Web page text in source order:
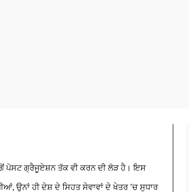
ਪੋਸਟ ਗ੍ਰੈਜੂਏਸ਼ਨ ਤੱਕ ਵੀ ਕਰਨ ਦੀ ਲੋੜ ਹੈ। ਇਸ
ਉਨਾਂ ਹੀ ਦੇਸ਼ ਦੇ ਸਿਹਤ ਸੇਵਾਵਾਂ ਦੇ ਖੇਤਰ ’ਚ ਸੁਧਾਰ